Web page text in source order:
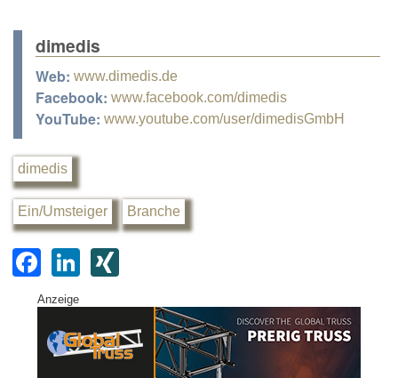
dimedis
Web: www.dimedis.de
Facebook: www.facebook.com/dimedis
YouTube: www.youtube.com/user/dimedisGmbH
dimedis
Ein/Umsteiger Branche
F
a
c
e
Li
k
e
G
Anzeige